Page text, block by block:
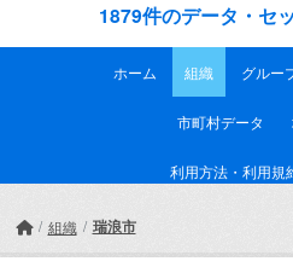
1879件のデータ・セ
ホーム 組織 グルー
市町村データ
利用方法・利用規
組織 瑞浪市